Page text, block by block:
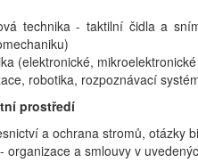
technika - taktilní čidla a
(elektronické,
robotika, rozpoznávací
prostředí
a ochrana stromů, otázky
organizace a smlouvy v